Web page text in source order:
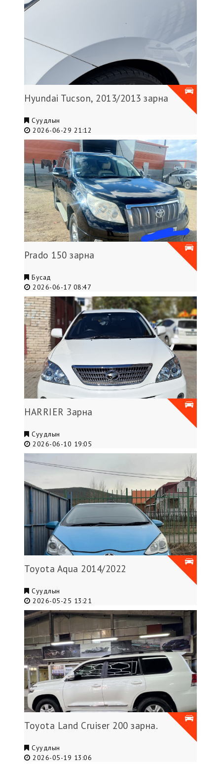
Hyundai Tucson, 2013/2013 зарна
Суудлын
2026-06-29 21:12
Prado 150 зарна
Бусад
2026-06-17 08:47
HARRIER Зарна
Суудлын
2026-06-10 19:05
Toyota Aqua 2014/2022
Суудлын
2026-05-25 13:21
Toyota Land Cruiser 200 зарна.
Суудлын
2026-05-19 13:06